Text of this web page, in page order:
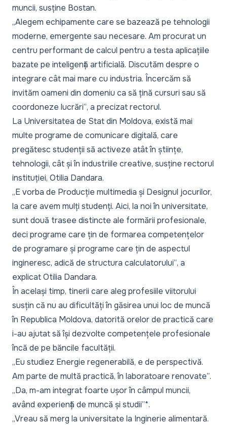
muncii, susține Bostan.
„Alegem echipamente care se bazează pe tehnologii
moderne, emergente sau necesare. Am procurat un
centru performant de calcul pentru a testa aplicațiile
bazate pe inteligență artificială. Discutăm despre o
integrare cât mai mare cu industria. Încercăm să
invităm oameni din domeniu ca să țină cursuri sau să
coordoneze lucrări”, a precizat rectorul.
La Universitatea de Stat din Moldova, există mai
multe programe de comunicare digitală, care
pregătesc studenții să activeze atât în științe,
tehnologii, cât și în industriile creative, susține rectorul
instituției, Otilia Dandara.
„E vorba de Producție multimedia și Designul jocurilor,
la care avem mulți studenți. Aici, la noi în universitate,
sunt două trasee distincte ale formării profesionale,
deci programe care țin de formarea competențelor
de programare și programe care țin de aspectul
ingineresc, adică de structura calculatorului”, a
explicat Otilia Dandara.
În același timp, tinerii care aleg profesiile viitorului
susțin că nu au dificultăți în găsirea unui loc de muncă
în Republica Moldova, datorită orelor de practică care
i-au ajutat să își dezvolte competențele profesionale
încă de pe băncile facultății.
„Eu studiez Energie regenerabilă, e de perspectivă.
Am parte de multă practică, în laboratoare renovate”.
„Da, m-am integrat foarte ușor în câmpul muncii,
având experiență de muncă și studii”*.
„Vreau să merg la universitate la Inginerie alimentară.